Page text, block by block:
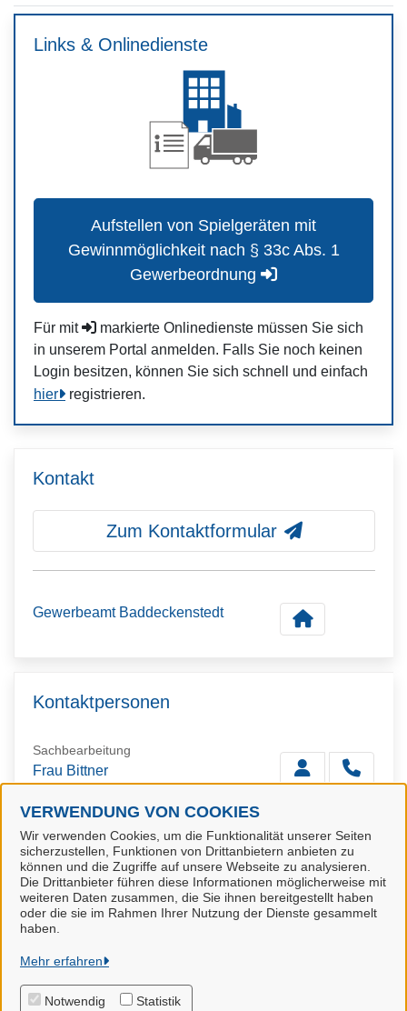
VERWENDUNG VON COOKIES
Wir verwenden Cookies, um die Funktionalität unserer Seiten
sicherzustellen, Funktionen von Drittanbietern anbieten zu
können und die Zugriffe auf unsere Webseite zu analysieren.
Die Drittanbieter führen diese Informationen möglicherweise mit
weiteren Daten zusammen, die Sie ihnen bereitgestellt haben
oder die sie im Rahmen Ihrer Nutzung der Dienste gesammelt
haben.
Mehr erfahren
Notwendig Statistik
Links & Onlinedienste
Aufstellen von Spielgeräten mit
Gewinnmöglichkeit nach § 33c Abs. 1
Gewerbeordnung
Für mit
markierte Onlinedienste müssen Sie sich
in unserem Portal anmelden. Falls Sie noch keinen
Login besitzen, können Sie sich schnell und einfach
hier
registrieren.
Kontakt
Zum Kontaktformular
Gewerbeamt Baddeckenstedt
Kontaktpersonen
Sachbearbeitung
Frau Bittner
stellvertretende Sachbearbeitung
Frau Güth
ITEBO GmbH
Alle Rechte vorbehalten